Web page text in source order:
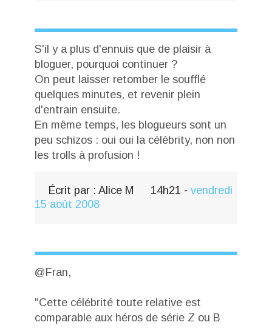
S'il y a plus d'ennuis que de plaisir à
bloguer, pourquoi continuer ?
On peut laisser retomber le soufflé
quelques minutes, et revenir plein
d'entrain ensuite.
En même temps, les blogueurs sont un
peu schizos : oui oui la célébrity, non non
les trolls à profusion !
Écrit par : Alice M 14h21 -vendredi
15 août 2008
@Fran,
"Cette célébrité toute relative est
comparable aux héros de série Z ou B